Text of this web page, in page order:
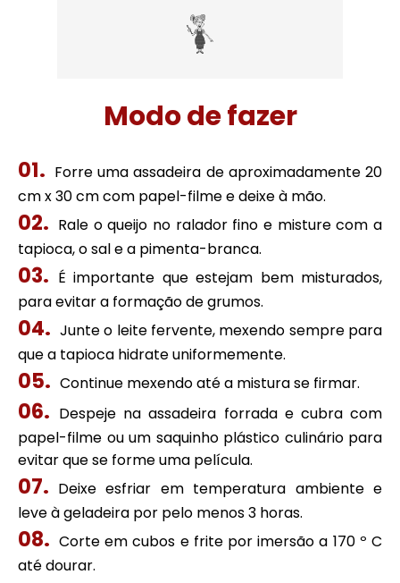
Modo de fazer
Forre uma assadeira de aproximadamente 20
cm x 30 cm com papel-filme e deixe à mão.
Rale o queijo no ralador fino e misture com a
tapioca, o sal e a pimenta-branca.
É importante que estejam bem misturados,
para evitar a formação de grumos.
Junte o leite fervente, mexendo sempre para
que a tapioca hidrate uniformemente.
Continue mexendo até a mistura se firmar.
Despeje na assadeira forrada e cubra com
papel-filme ou um saquinho plástico culinário para
evitar que se forme uma película.
Deixe esfriar em temperatura ambiente e
leve à geladeira por pelo menos 3 horas.
Corte em cubos e frite por imersão a 170 º C
até dourar.